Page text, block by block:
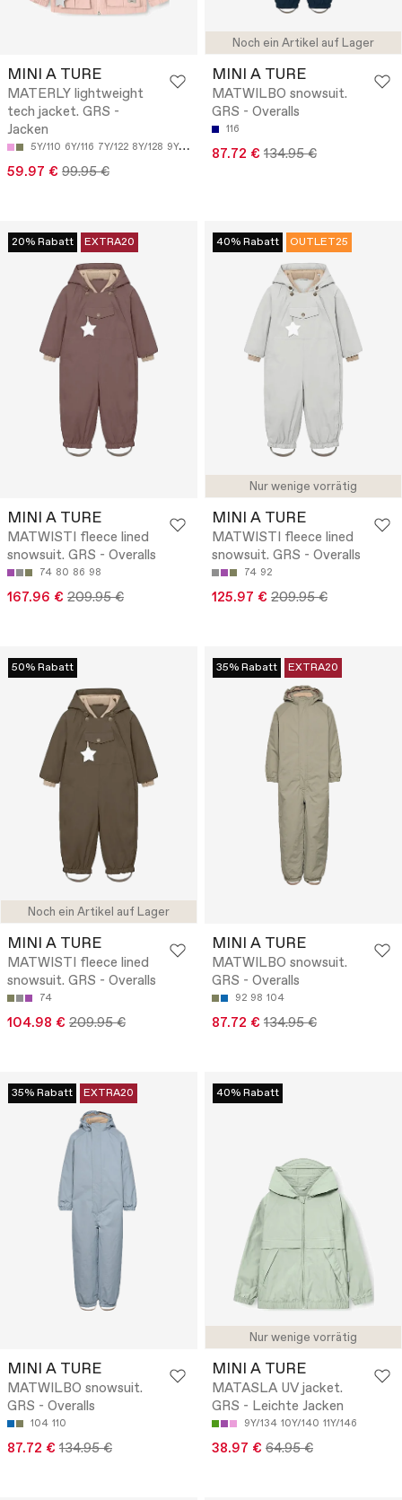
MINI A TURE
MATERLY lightweight
tech jacket. GRS -
Jacken
5Y/110 6Y/116 7Y/122 8Y/128 9Y/134
59.97 € 99.95 €
Noch ein Artikel auf Lager
MINI A TURE
MATWILBO snowsuit.
GRS - Overalls
116
87.72 € 134.95 €
20% Rabatt EXTRA20
MINI A TURE
MATWISTI fleece lined
snowsuit. GRS - Overalls
74 80 86 98
167.96 € 209.95 €
Nur wenige vorrätig
40% Rabatt OUTLET25
MINI A TURE
MATWISTI fleece lined
snowsuit. GRS - Overalls
74 92
125.97 € 209.95 €
Noch ein Artikel auf Lager
50% Rabatt
MINI A TURE
MATWISTI fleece lined
snowsuit. GRS - Overalls
74
104.98 € 209.95 €
35% Rabatt EXTRA20
MINI A TURE
MATWILBO snowsuit.
GRS - Overalls
92 98 104
87.72 € 134.95 €
35% Rabatt EXTRA20
MINI A TURE
MATWILBO snowsuit.
GRS - Overalls
104 110
87.72 € 134.95 €
Nur wenige vorrätig
40% Rabatt
MINI A TURE
MATASLA UV jacket.
GRS - Leichte Jacken
9Y/134 10Y/140 11Y/146
38.97 € 64.95 €